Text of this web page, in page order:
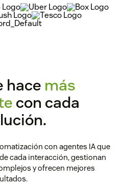
hace más
con cada
con agentes IA que
cada interacción, gestionan
y ofrecen mejores